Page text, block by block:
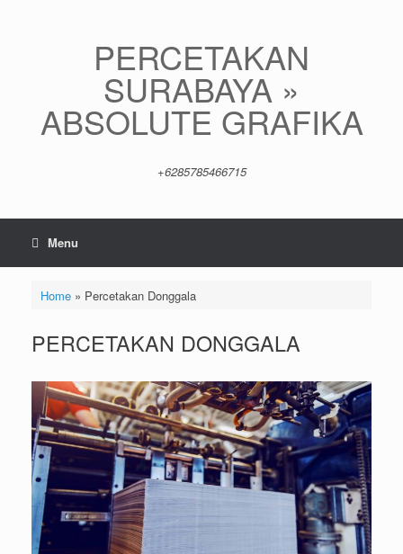
PERCETAKAN
SURABAYA »
ABSOLUTE GRAFIKA
+6285785466715
Menu
Home» Percetakan Donggala
PERCETAKAN DONGGALA